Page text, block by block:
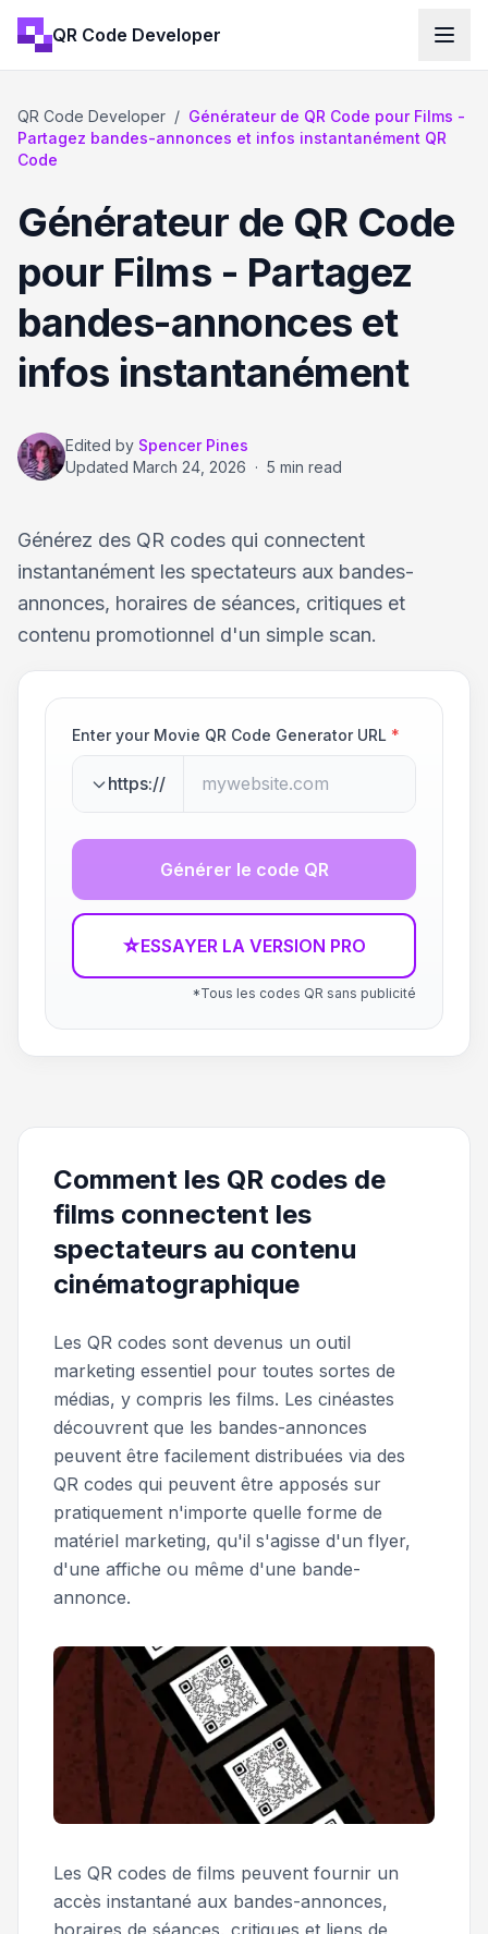
QR Code Developer
QR Code Developer / Générateur de QR Code pour Films -
Partagez bandes-annonces et infos instantanément QR
Code
Générateur de QR Code
pour Films - Partagez
bandes-annonces et
infos instantanément
Edited by Spencer Pines
Updated March 24, 2026 · 5 min read
Générez des QR codes qui connectent
instantanément les spectateurs aux bandes-
annonces, horaires de séances, critiques et
contenu promotionnel d'un simple scan.
Enter your Movie QR Code Generator URL *
https://
Générer le code QR
☆ESSAYER LA VERSION PRO
*Tous les codes QR sans publicité
Comment les QR codes de
films connectent les
spectateurs au contenu
cinématographique
Les QR codes sont devenus un outil
marketing essentiel pour toutes sortes de
médias, y compris les films. Les cinéastes
découvrent que les bandes-annonces
peuvent être facilement distribuées via des
QR codes qui peuvent être apposés sur
pratiquement n'importe quelle forme de
matériel marketing, qu'il s'agisse d'un flyer,
d'une affiche ou même d'une bande-
annonce.
Les QR codes de films peuvent fournir un
accès instantané aux bandes-annonces,